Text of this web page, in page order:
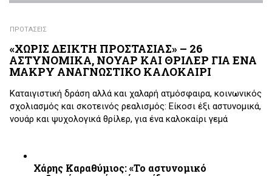
ΠΡΟΤΑΣΕΙΣ
«ΧΩΡΙΣ ΔΕΙΚΤΗ ΠΡΟΣΤΑΣΙΑΣ» – 26
ΑΣΤΥΝΟΜΙΚΑ, ΝΟΥΑΡ ΚΑΙ ΘΡΙΛΕΡ ΓΙΑ ΕΝΑ
ΜΑΚΡΥ ΑΝΑΓΝΩΣΤΙΚΟ ΚΑΛΟΚΑΙΡΙ
Καταιγιστική δράση αλλά και χαλαρή ατμόσφαιρα, κοινωνικός
σχολιασμός και σκοτεινός ρεαλισμός: Είκοσι έξι αστυνομικά,
νουάρ και ψυχολογικά θρίλερ, για ένα καλοκαίρι γεμά
Χάρης Καραθύμιος: «Το αστυνομικό